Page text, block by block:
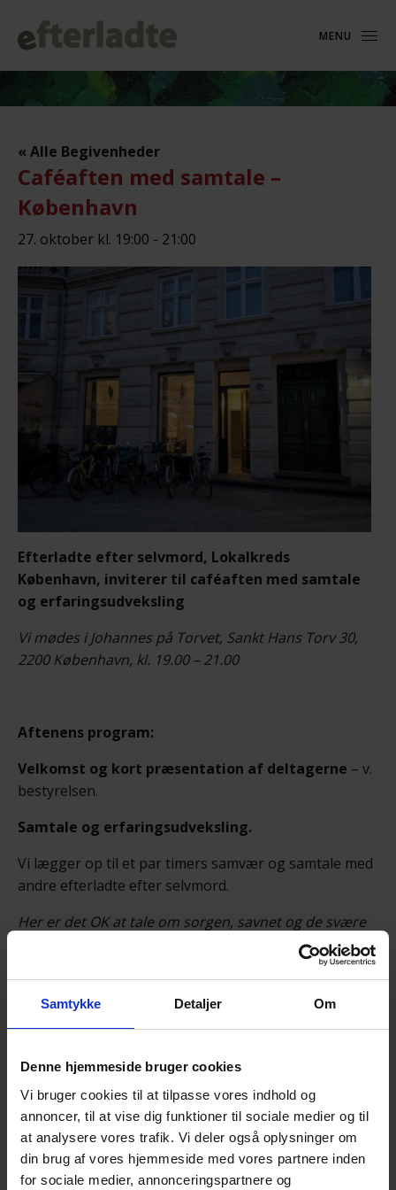
Samtykke Detaljer Om
Denne hjemmeside bruger cookies
Vi bruger cookies til at tilpasse vores indhold og
annoncer, til at vise dig funktioner til sociale medier og til
at analysere vores trafik. Vi deler også oplysninger om
din brug af vores hjemmeside med vores partnere inden
for sociale medier, annonceringspartnere og
MENU
« Alle Begivenheder
Caféaften med samtale –
København
27. oktober kl. 19:00 - 21:00
Efterladte efter selvmord, Lokalkreds
København, inviterer til caféaften med samtale
og erfaringsudveksling
Vi mødes i Johannes på Torvet, Sankt Hans Torv 30,
2200 København, kl. 19.00 – 21.00
Aftenens program:
Velkomst og kort præsentation af deltagerne – v.
bestyrelsen.
Samtale og erfaringsudveksling.
Vi lægger op til et par timers samvær og samtale med
andre efterladte efter selvmord.
Her er det OK at tale om sorgen, savnet og de svære
Det der tales om, er i fortrolighed mellem deltagerne.
Til mødet byder vi på en kop kaffe/te med lidt sødt
eller sundt til.
Afrunding – Farvel og tak for i aften.
NB! – Tilmelding senest søndag 25. oktober kl.
18.00 via NemTilmeld:
https://efterladte.nemtilmeld.dk/669/
Alle er velkomne!